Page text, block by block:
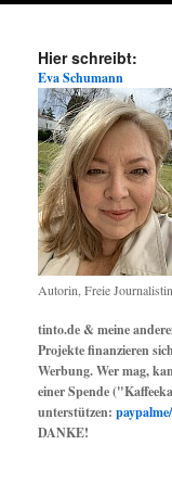
Hier schreibt:
Eva Schumann
Autorin, Freie
tinto.de & meine
Projekte finanzieren
Werbung. Wer mag,
einer Spende
unterstützen:
DANKE!